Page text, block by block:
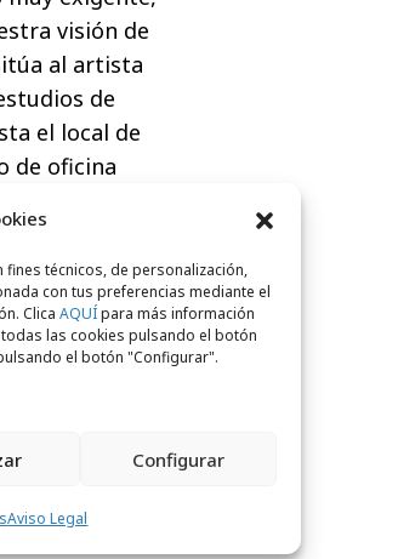
técnicos, de personalización,
con tus preferencias mediante el
Clica AQUÍpara más información
las cookies pulsando el botón
el botón "Configurar".
Configurar
Aviso Legal
visión de
al artista
de
el local de
de oficina
creación en
de Warner
los
Guillermo y
en el
Music